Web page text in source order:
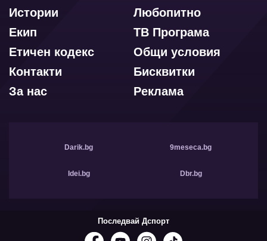
Любопитно
Истории
ТВ Програма
Екип
Общи условия
Етичен кодекс
Бисквитки
Контакти
Реклама
За нас
Darik.bg 9meseca.bg
Idei.bg Dbr.bg
Последвай Дспорт